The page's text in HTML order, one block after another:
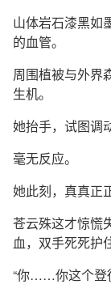
山体岩石漆黑如
的血管。
周围植被与外界
生机。
她抬手，试图
毫无反应。
她此刻，真真正
苍云殊这才惊慌
血，双手死死护
“你……你这个登